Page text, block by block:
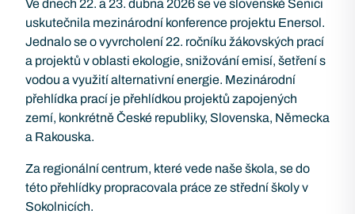
Ve dnech 22. a 23. dubna 2026 se ve slovenské Senici
uskutečnila mezinárodní konference projektu Enersol.
Jednalo se o vyvrcholení 22. ročníku žákovských prací
a projektů v oblasti ekologie, snižování emisí, šetření s
vodou a využití alternativní energie. Mezinárodní
přehlídka prací je přehlídkou projektů zapojených
zemí, konkrétně České republiky, Slovenska, Německa
a Rakouska.
Za regionální centrum, které vede naše škola, se do
této přehlídky propracovala práce ze střední školy v
Sokolnicích.